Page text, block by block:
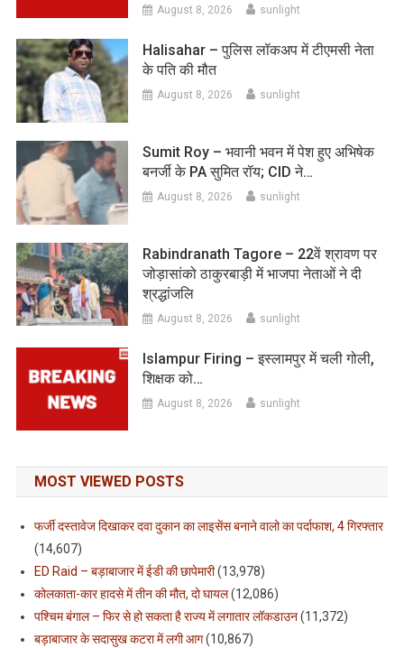
August 8, 2026 sunlight
Halisahar – पुलिस लॉकअप में टीएमसी नेता
के पति की मौत
August 8, 2026 sunlight
Sumit Roy – भवानी भवन में पेश हुए अभिषेक
बनर्जी के PA सुमित रॉय; CID ने…
August 8, 2026 sunlight
Rabindranath Tagore – 22वें श्रावण पर
जोड़ासांको ठाकुरबाड़ी में भाजपा नेताओं ने दी
श्रद्धांजलि
August 8, 2026 sunlight
Islampur Firing – इस्लामपुर में चली गोली,
शिक्षक को…
August 8, 2026 sunlight
MOST VIEWED POSTS
फर्जी दस्तावेज दिखाकर दवा दुकान का लाइसेंस बनाने वालो का पर्दाफाश, 4 गिरफ्तार
(14,607)
ED Raid – बड़ाबाजार में ईडी की छापेमारी(13,978)
कोलकाता-कार हादसे में तीन की मौत, दो घायल(12,086)
पश्चिम बंगाल – फिर से हो सकता है राज्य में लगातार लॉकडाउन(11,372)
बड़ाबाजार के सदासुख कटरा में लगी आग(10,867)